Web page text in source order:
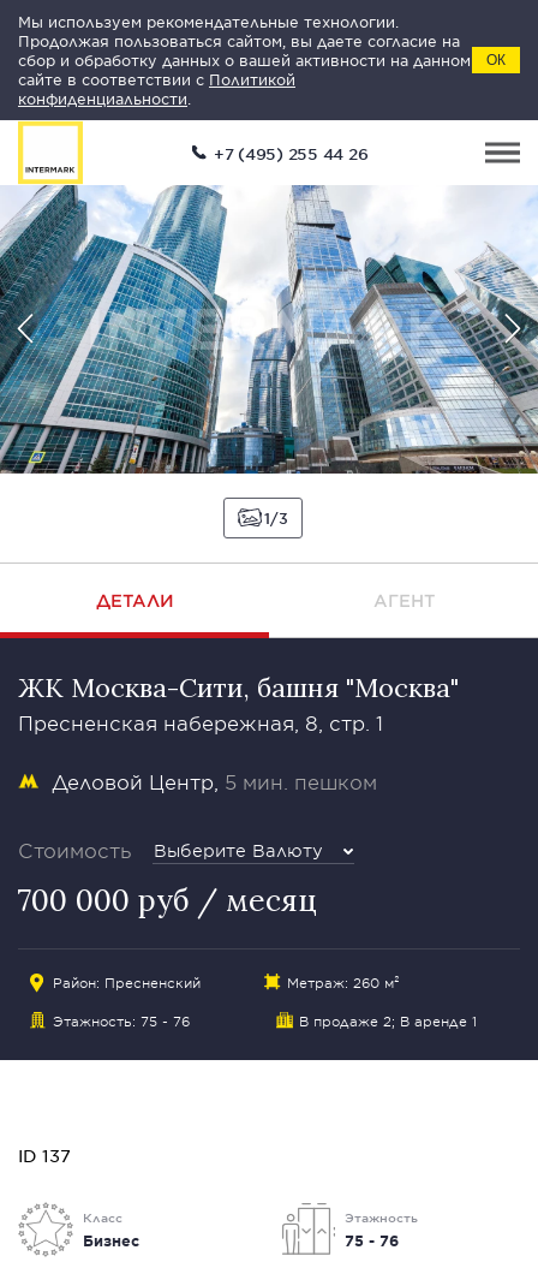
Мы используем рекомендательные технологии.
Продолжая пользоваться сайтом, вы даете согласие на
сбор и обработку данных о вашей активности на данном
сайте в соответствии с Политикой
конфиденциальности
ОК
+7 (495) 255 44 26
1 3
ДЕТАЛИ АГЕНТ
ЖК Москва-Сити, башня "Москва"
Пресненская набережная, 8, стр. 1
Деловой Центр 5 мин. пешком
Стоимость Выберите Валюту
700 000 руб / месяц
Район: Пресненский Метраж: 260 м²
Этажность: 75 - 76 В продаже 2; В аренде 1
ID 137
Класс
Бизнес
Этажность
75 - 76